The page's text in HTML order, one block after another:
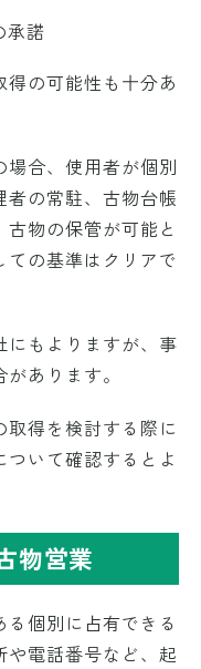
承諾
得の可能性も十分あ
合、使用者が個別
者の常駐、古物台帳
物の保管が可能と
ての基準はクリアで
にもよりますが、事
あります。
取得を検討する際に
いて確認するとよ
物営業
個別に占有できる
や電話番号など、起